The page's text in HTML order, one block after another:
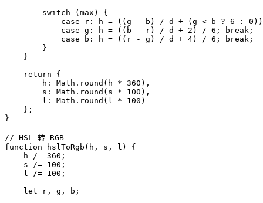
        switch (max) {
case r: h = ((g - b) / d + (g < b ? 6 :
            case g: h = ((b - r) / d + 2) / 6; break;
            case b: h = ((r - g) / d + 4) / 6; break;
        }
    }
    return {
        h: Math.round(h * 360),
        s: Math.round(s * 100),
        l: Math.round(l * 100)
    };
}
// HSL 转 RGB
function hslToRgb(h, s, l) {
    h /= 360;
    s /= 100;
    l /= 100;
    let r, g, b;